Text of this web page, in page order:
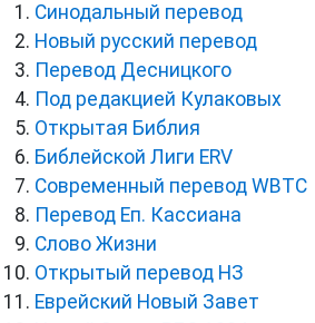
Синодальный перевод
Новый русский перевод
Перевод Десницкого
Под редакцией Кулаковых
Открытая Библия
Библейской Лиги ERV
Cовременный перевод WBTC
Перевод Еп. Кассиана
Слово Жизни
Открытый перевод НЗ
Еврейский Новый Завет